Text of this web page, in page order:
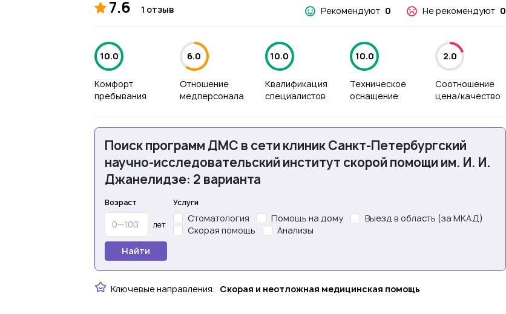
7.6 1 отзыв Рекомендуют 0 Не рекомендуют 0
Комфорт
пребывания
10.0
Отношение
медперсонала
6.0
Квалификация
специалистов
10.0
Техническое
оснащение
10.0
Соотношение
цена/качество
2.0
Поиск программ ДМС в сети клиник Санкт-Петербургский
научно-исследовательский институт скорой помощи им. И. И.
Джанелидзе: 2 варианта
Возраст
лет
Услуги
Стоматология Помощь на дому
Выезд в область (за МКАД)
Скорая помощь
Анализы
Найти
Ключевые направления: Скорая и неотложная медицинская помощь